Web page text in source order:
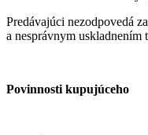
Predávajúci nezodpovedá
a nesprávnym uskladnením
Povinnosti kupujúceho